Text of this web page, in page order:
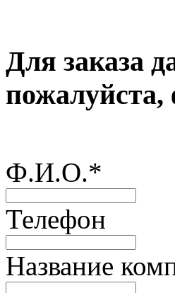
Для заказа
Ф.И.О.*
Телефон
Название